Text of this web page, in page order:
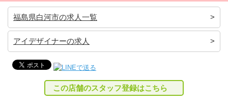
福島県白河市の求人一覧
アイデザイナーの求人
この店舗のスタッフ登録はこちら